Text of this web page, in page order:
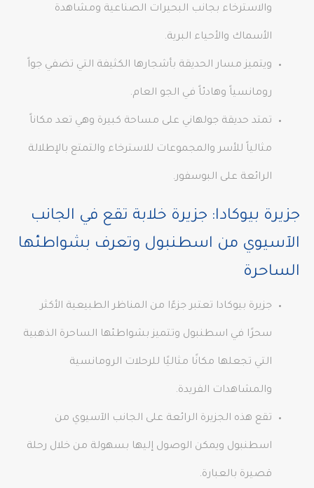
والاسترخاء بجانب البحيرات الصناعية ومشاهدة
الأسماك والأحياء البرية.
ويتميز مسار الحديقة بأشجارها الكثيفة التي تضفي جواً
رومانسياً وهادئاً في الجو العام.
تمتد حديقة جولهاني على مساحة كبيرة وهي تعد مكاناً
مثالياً للأسر والمجموعات للاسترخاء والتمتع بالإطلالة
الرائعة على البوسفور.
جزيرة بيوكادا: جزيرة خلابة تقع في الجانب
الآسيوي من اسطنبول وتعرف بشواطئها
الساحرة
جزيرة بيوكادا تعتبر جزءًا من المناظر الطبيعية الأكثر
سحرًا في اسطنبول وتتميز بشواطئها الساحرة الذهبية
التي تجعلها مكانًا مثاليًا للرحلات الرومانسية
والمشاهدات الفريدة.
تقع هذه الجزيرة الرائعة على الجانب الآسيوي من
اسطنبول ويمكن الوصول إليها بسهولة من خلال رحلة
قصيرة بالعبارة.